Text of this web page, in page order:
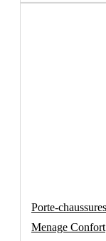
Porte-
Menage Confort